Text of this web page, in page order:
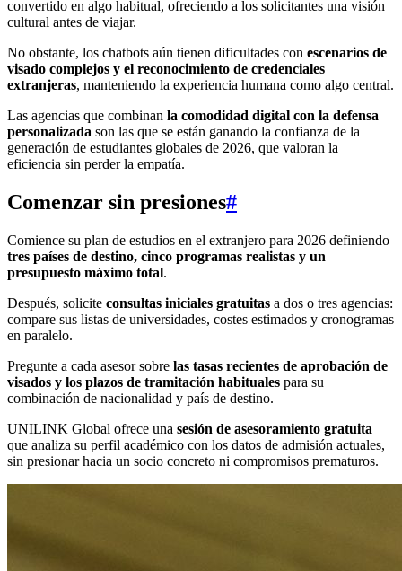
convertido en algo habitual, ofreciendo a los solicitantes una visión
cultural antes de viajar.
No obstante, los chatbots aún tienen dificultades con escenarios de
visado complejos y el reconocimiento de credenciales
extranjeras, manteniendo la experiencia humana como algo central.
Las agencias que combinan la comodidad digital con la defensa
personalizada son las que se están ganando la confianza de la
generación de estudiantes globales de 2026, que valoran la
eficiencia sin perder la empatía.
Comenzar sin presiones#
Comience su plan de estudios en el extranjero para 2026 definiendo
tres países de destino, cinco programas realistas y un
presupuesto máximo total.
Después, solicite consultas iniciales gratuitas a dos o tres agencias:
compare sus listas de universidades, costes estimados y cronogramas
en paralelo.
Pregunte a cada asesor sobre las tasas recientes de aprobación de
visados y los plazos de tramitación habituales para su
combinación de nacionalidad y país de destino.
UNILINK Global ofrece una sesión de asesoramiento gratuita
que analiza su perfil académico con los datos de admisión actuales,
sin presionar hacia un socio concreto ni compromisos prematuros.